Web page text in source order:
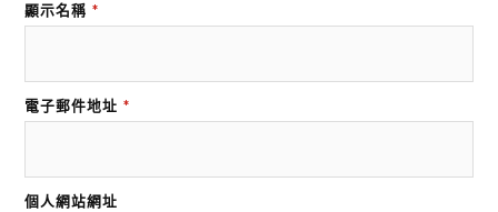
顯示名稱 *
電子郵件地址 *
個人網站網址